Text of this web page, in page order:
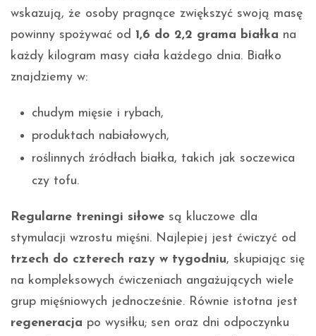
wskazują, że osoby pragnące zwiększyć swoją masę
powinny spożywać od 1,6 do 2,2 grama białka na
każdy kilogram masy ciała każdego dnia. Białko
znajdziemy w:
chudym mięsie i rybach,
produktach nabiałowych,
roślinnych źródłach białka, takich jak soczewica
czy tofu.
Regularne treningi siłowe są kluczowe dla
stymulacji wzrostu mięśni. Najlepiej jest ćwiczyć od
trzech do czterech razy w tygodniu, skupiając się
na kompleksowych ćwiczeniach angażujących wiele
grup mięśniowych jednocześnie. Równie istotna jest
regeneracja po wysiłku; sen oraz dni odpoczynku